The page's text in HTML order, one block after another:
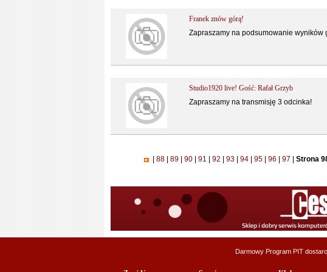
Franek znów górą!
Zapraszamy na podsumowanie wyników
Studio1920 live! Gość: Rafał Grzyb
Zapraszamy na transmisję 3 odcinka!
88 89 90 91 92 93 94 95 96 97 Strona
Darmowy Program PIT